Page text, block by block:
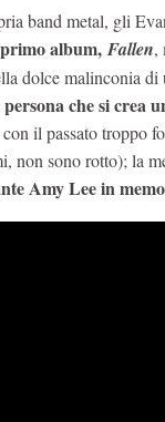
band metal, gli
album, Fallen,
dolce malinconia di
che si crea
il passato troppo
non sono rotto); la
Amy Lee in